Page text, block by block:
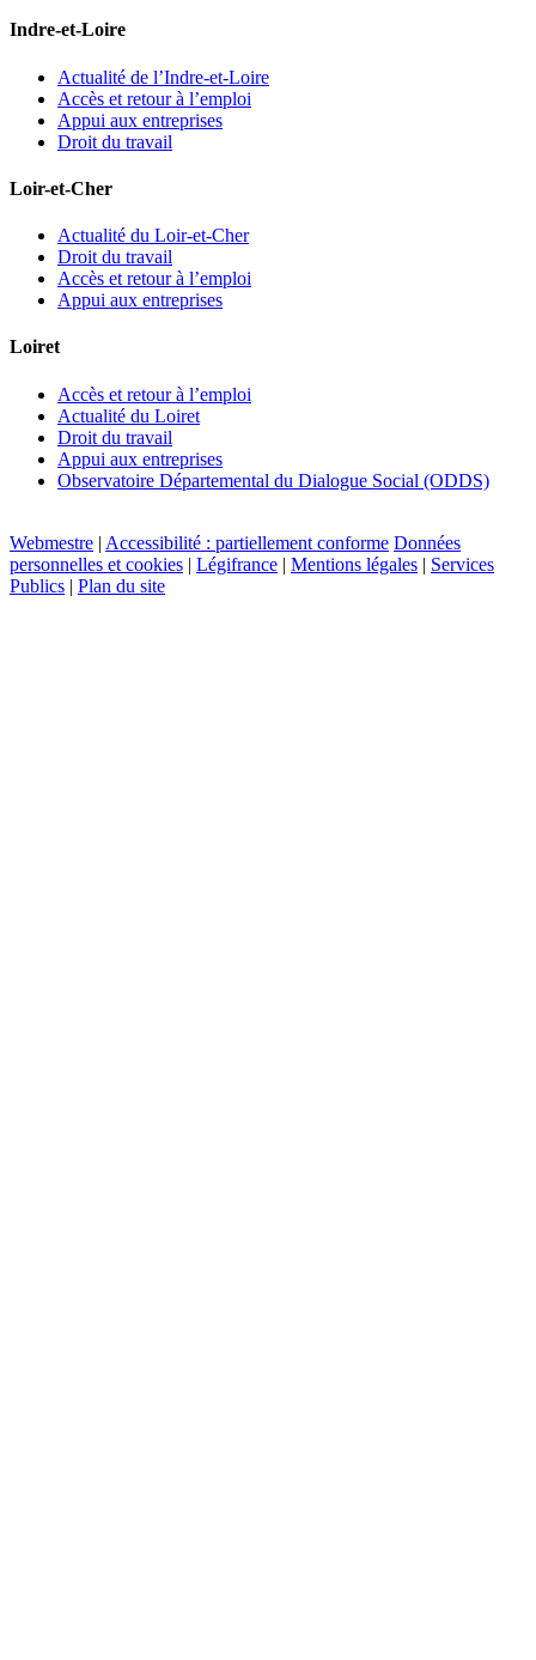
Indre-et-Loire
Actualité de l’Indre-et-Loire
Accès et retour à l’emploi
Appui aux entreprises
Droit du travail
Loir-et-Cher
Actualité du Loir-et-Cher
Droit du travail
Accès et retour à l’emploi
Appui aux entreprises
Loiret
Accès et retour à l’emploi
Actualité du Loiret
Droit du travail
Appui aux entreprises
Observatoire Départemental du Dialogue Social (ODDS)
Webmestre | Accessibilité : partiellement conforme Données
personnelles et cookies | Légifrance | Mentions légales | Services
Publics | Plan du site